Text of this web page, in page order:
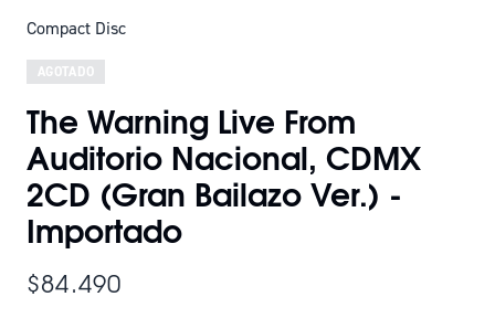
Compact Disc
AGOTADO
The Warning Live From
Auditorio Nacional, CDMX
2CD (Gran Bailazo Ver.) -
Importado
$84.490